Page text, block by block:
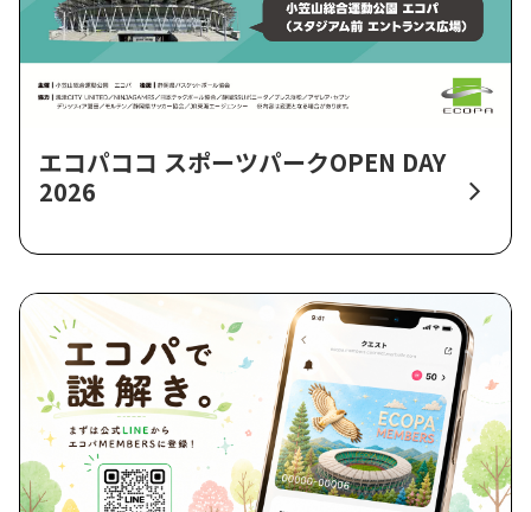
エコパココ スポーツパークOPEN DAY
2026